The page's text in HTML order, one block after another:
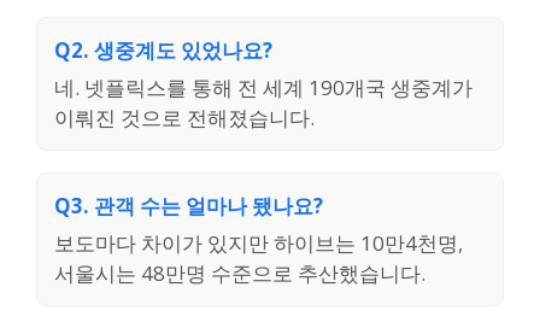
Q2. 생중계도 있었나요?
네. 넷플릭스를 통해 전 세계 190개국 생중계가
이뤄진 것으로 전해졌습니다.
Q3. 관객 수는 얼마나 됐나요?
보도마다 차이가 있지만 하이브는 10만4천명,
서울시는 48만명 수준으로 추산했습니다.